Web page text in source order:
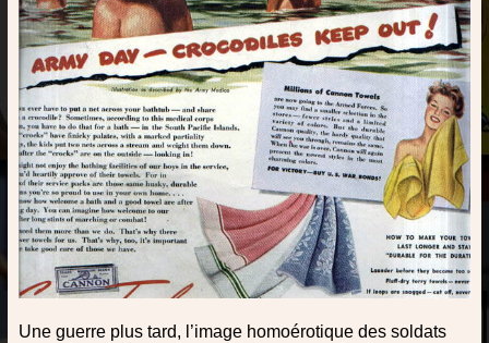
Une guerre plus tard, l’image homoérotique des soldats